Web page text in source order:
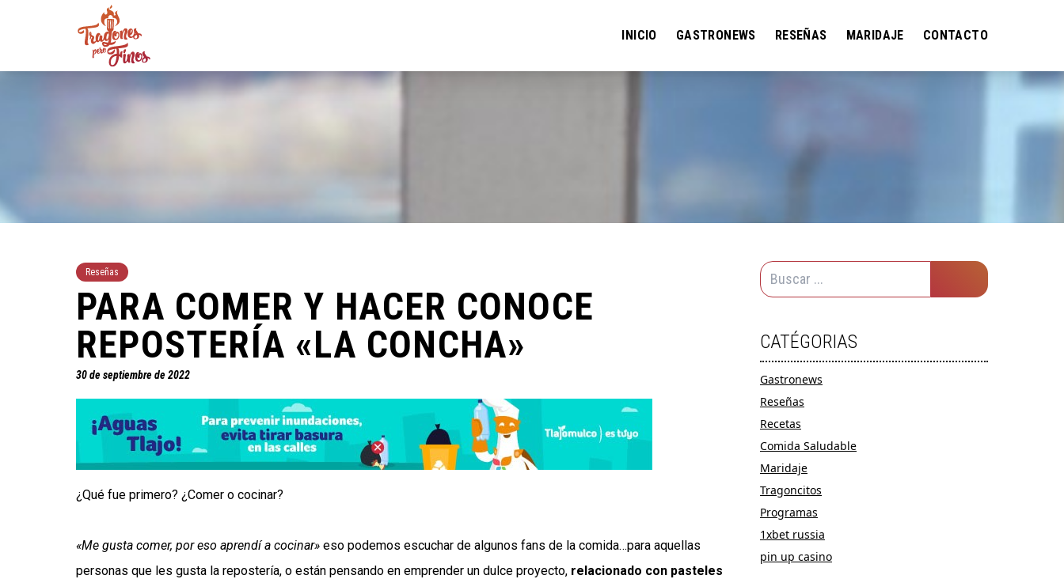
INICIO GASTRONEWS RESEÑAS MARIDAJE CONTACTO
Reseñas
PARA COMER Y HACER CONOCE
REPOSTERÍA «LA CONCHA»
30 de septiembre de 2022
¿Qué fue primero? ¿Comer o cocinar?
«Me gusta comer, por eso aprendí a cocinar» eso podemos escuchar de algunos fans de la comida…para aquellas
personas que les gusta la repostería, o están pensando en emprender un dulce proyecto, relacionado con pasteles
CATÉGORIAS
Gastronews
Reseñas
Recetas
Comida Saludable
Maridaje
Tragoncitos
Programas
1xbet russia
pin up casino